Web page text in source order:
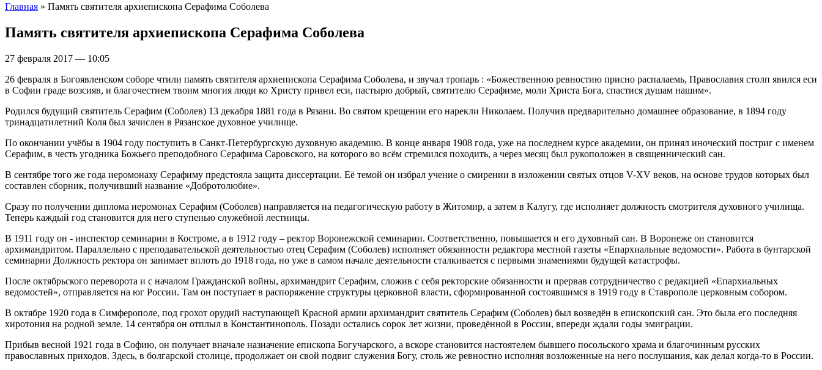
Главная » Память святителя архиепископа Серафима Соболева
Память святителя архиепископа Серафима Соболева
27 февраля 2017 — 10:05
26 февраля в Богоявленском соборе чтили память святителя архиепископа Серафима Соболева, и звучал тропарь : «Божественною ревностию присно распалаемь, Православия столп явился еси
в Софии граде возсияв, и благочестием твоим многия люди ко Христу привел еси, пастырю добрый, святителю Серафиме, моли Христа Бога, спастися душам нашим».
Родился будущий святитель Серафим (Соболев) 13 декабря 1881 года в Рязани. Во святом крещении его нарекли Николаем. Получив предварительно домашнее образование, в 1894 году
тринадцатилетний Коля был зачислен в Рязанское духовное училище.
По окончании учёбы в 1904 году поступить в Санкт-Петербургскую духовную академию. В конце января 1908 года, уже на последнем курсе академии, он принял иноческий постриг с именем
Серафим, в честь угодника Божьего преподобного Серафима Саровского, на которого во всём стремился походить, а через месяц был рукоположен в священнический сан.
В сентябре того же года иеромонаху Серафиму предстояла защита диссертации. Её темой он избрал учение о смирении в изложении святых отцов V-XV веков, на основе трудов которых был
составлен сборник, получивший название «Добротолюбие».
Сразу по получении диплома иеромонах Серафим (Соболев) направляется на педагогическую работу в Житомир, а затем в Калугу, где исполняет должность смотрителя духовного училища.
Теперь каждый год становится для него ступенью служебной лестницы.
В 1911 году он - инспектор семинарии в Костроме, а в 1912 году – ректор Воронежской семинарии. Соответственно, повышается и его духовный сан. В Воронеже он становится
архимандритом. Параллельно с преподавательской деятельностью отец Серафим (Соболев) исполняет обязанности редактора местной газеты «Епархиальные ведомости». Работа в бунтарской
семинарии Должность ректора он занимает вплоть до 1918 года, но уже в самом начале деятельности сталкивается с первыми знамениями будущей катастрофы.
После октябрьского переворота и с началом Гражданской войны, архимандрит Серафим, сложив с себя ректорские обязанности и прервав сотрудничество с редакцией «Епархиальных
ведомостей», отправляется на юг России. Там он поступает в распоряжение структуры церковной власти, сформированной состоявшимся в 1919 году в Ставрополе церковным собором.
В октябре 1920 года в Симферополе, под грохот орудий наступающей Красной армии архимандрит святитель Серафим (Соболев) был возведён в епископский сан. Это была его последняя
хиротония на родной земле. 14 сентября он отплыл в Константинополь. Позади остались сорок лет жизни, проведённой в России, впереди ждали годы эмиграции.
Прибыв весной 1921 года в Софию, он получает вначале назначение епископа Богучарского, а вскоре становится настоятелем бывшего посольского храма и благочинным русских
православных приходов. Здесь, в болгарской столице, продолжает он свой подвиг служения Богу, столь же ревностно исполняя возложенные на него послушания, как делал когда-то в России.